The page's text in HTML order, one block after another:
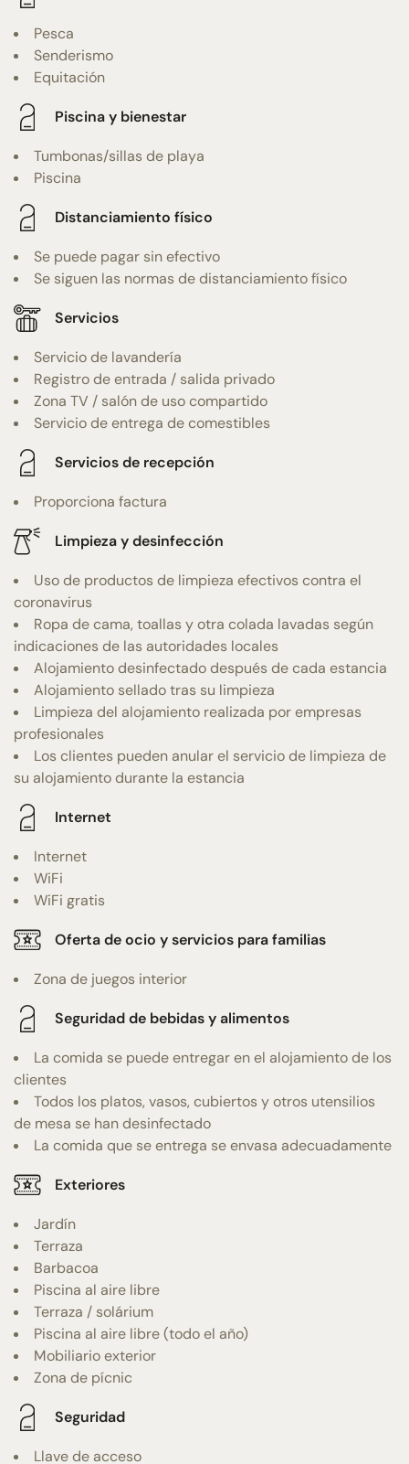
Pesca
Senderismo
Equitación
Piscina y bienestar
Tumbonas/sillas de playa
Piscina
Distanciamiento físico
Se puede pagar sin efectivo
Se siguen las normas de distanciamiento físico
Servicios
Servicio de lavandería
Registro de entrada / salida privado
Zona TV / salón de uso compartido
Servicio de entrega de comestibles
Servicios de recepción
Proporciona factura
Limpieza y desinfección
Uso de productos de limpieza efectivos contra el
coronavirus
Ropa de cama, toallas y otra colada lavadas según
indicaciones de las autoridades locales
Alojamiento desinfectado después de cada estancia
Alojamiento sellado tras su limpieza
Limpieza del alojamiento realizada por empresas
profesionales
Los clientes pueden anular el servicio de limpieza de
su alojamiento durante la estancia
Internet
Internet
WiFi
WiFi gratis
Oferta de ocio y servicios para familias
Zona de juegos interior
Seguridad de bebidas y alimentos
La comida se puede entregar en el alojamiento de los
clientes
Todos los platos, vasos, cubiertos y otros utensilios
de mesa se han desinfectado
La comida que se entrega se envasa adecuadamente
Exteriores
Jardín
Terraza
Barbacoa
Piscina al aire libre
Terraza / solárium
Piscina al aire libre (todo el año)
Mobiliario exterior
Zona de pícnic
Seguridad
Llave de acceso